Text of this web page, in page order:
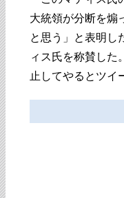
大統領が分断を煽
と思う」と表明し
ィス氏を称賛した
止してやるとツイ